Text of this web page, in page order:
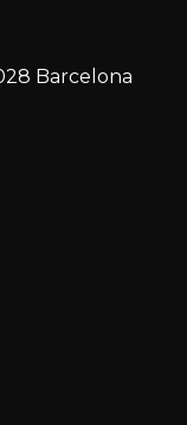
Barcelona